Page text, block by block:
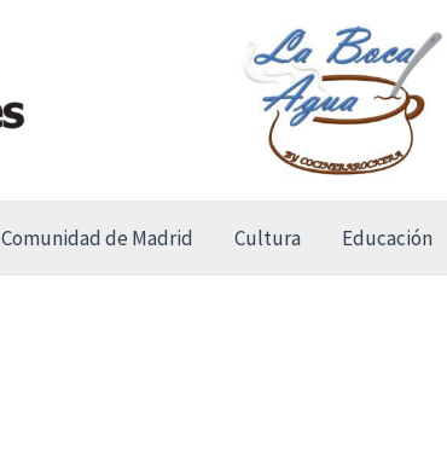
Comunidad de Madrid Cultura Educación